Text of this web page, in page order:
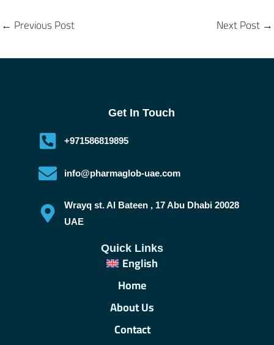
← Previous Post Next Post →
Get In Touch
+971586819895
info@pharmaglob-uae.com
Wrayq st. Al Bateen , 17 Abu Dhabi 20028
UAE
Quick Links
English
Home
About Us
Contact